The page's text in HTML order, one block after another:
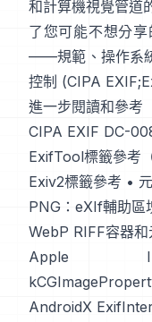
和計算機視覺管道
了您可能不想分
——規範、操作系
控制 (CIPA EXIF;
進一步閱讀和參考
CIPA EXIF DC-
ExifTool標籤參考
Exiv2標籤參考 •
PNG：eXIf輔助區
WebP RIFF容器和
Apple
AndroidX